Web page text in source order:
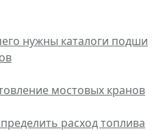
нужны каталоги подши
мостовых кранов
расход топлива